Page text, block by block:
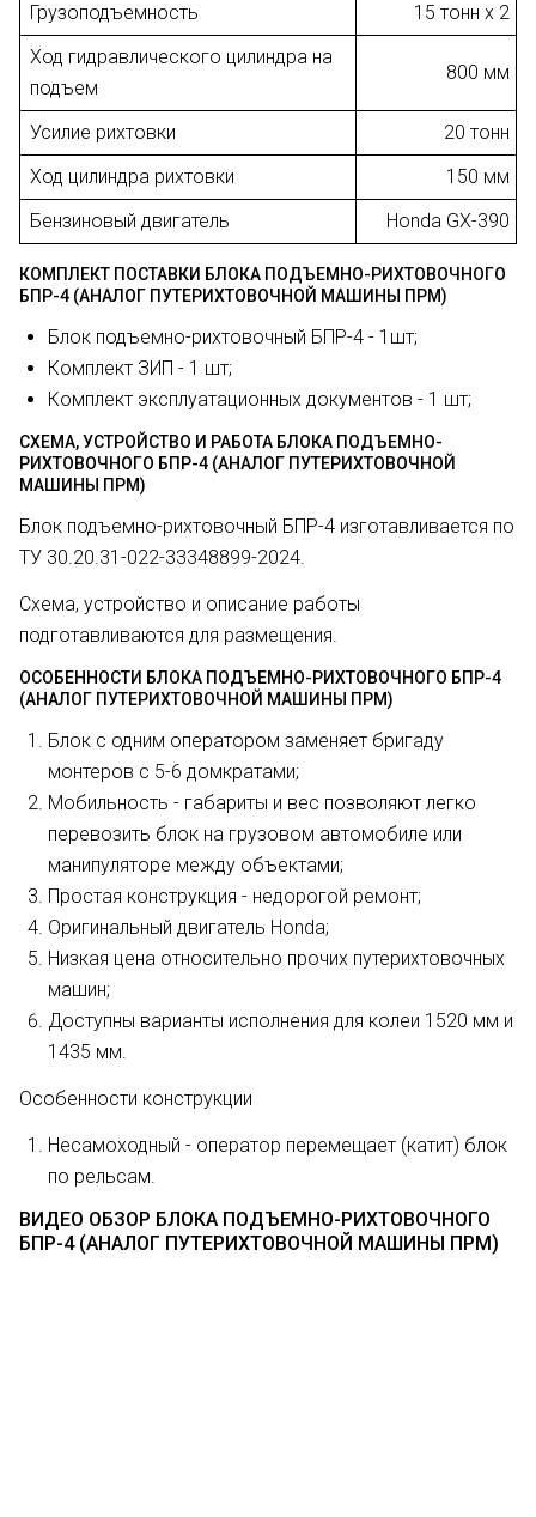
Грузоподъемность
15 тонн х 2
Ход гидравлического цилиндра на
подъем
800 мм
Усилие рихтовки
20 тонн
Ход цилиндра рихтовки
150 мм
Бензиновый двигатель
Honda GX-390
КОМПЛЕКТ ПОСТАВКИ БЛОКА ПОДЪЕМНО-РИХТОВОЧНОГО
БПР-4 (АНАЛОГ ПУТЕРИХТОВОЧНОЙ МАШИНЫ ПРМ)
Блок подъемно-рихтовочный БПР-4 - 1шт;
Комплект ЗИП - 1 шт;
Комплект эксплуатационных документов - 1 шт;
СХЕМА, УСТРОЙСТВО И РАБОТА БЛОКА ПОДЪЕМНО-
РИХТОВОЧНОГО БПР-4 (АНАЛОГ ПУТЕРИХТОВОЧНОЙ
МАШИНЫ ПРМ)
Блок подъемно-рихтовочный БПР-4 изготавливается по
ТУ 30.20.31-022-33348899-2024.
Схема, устройство и описание работы
подготавливаются для размещения.
ОСОБЕННОСТИ БЛОКА ПОДЪЕМНО-РИХТОВОЧНОГО БПР-4
(АНАЛОГ ПУТЕРИХТОВОЧНОЙ МАШИНЫ ПРМ)
Блок с одним оператором заменяет бригаду
монтеров с 5-6 домкратами;
Мобильность - габариты и вес позволяют легко
перевозить блок на грузовом автомобиле или
манипуляторе между объектами;
Простая конструкция - недорогой ремонт;
Оригинальный двигатель Honda;
Низкая цена относительно прочих путерихтовочных
машин;
Доступны варианты исполнения для колеи 1520 мм и
1435 мм.
Особенности конструкции
Несамоходный - оператор перемещает (катит) блок
по рельсам.
ВИДЕО ОБЗОР БЛОКА ПОДЪЕМНО-РИХТОВОЧНОГО
БПР-4 (АНАЛОГ ПУТЕРИХТОВОЧНОЙ МАШИНЫ ПРМ)